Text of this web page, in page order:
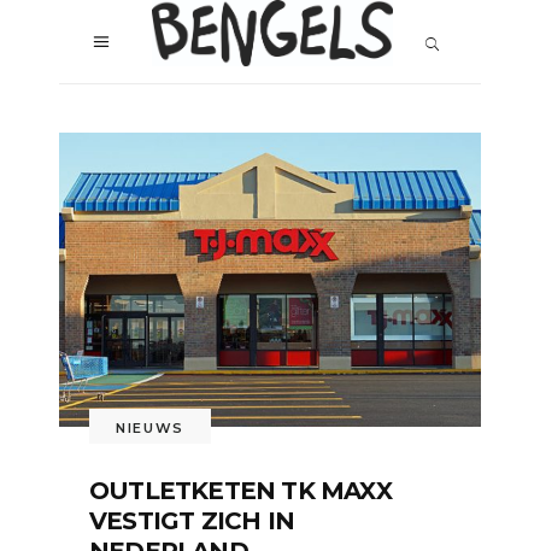
NIEUWS
OUTLETKETEN TK MAXX
VESTIGT ZICH IN